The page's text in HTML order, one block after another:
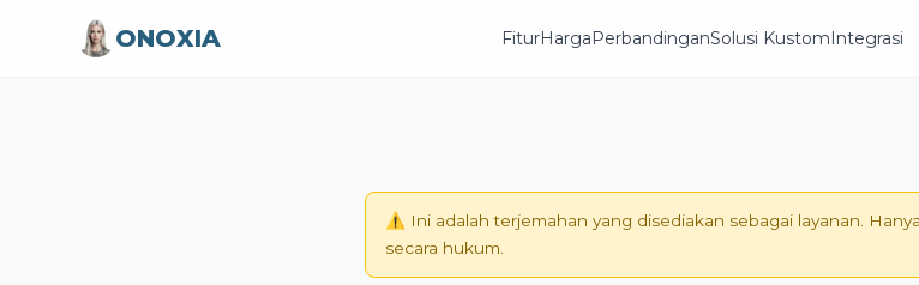
ONOXIA FiturHargaPerbandinganSolusi KustomIntegrasi
⚠️ Ini adalah terjemahan yang disediakan sebagai layanan.
secara hukum.